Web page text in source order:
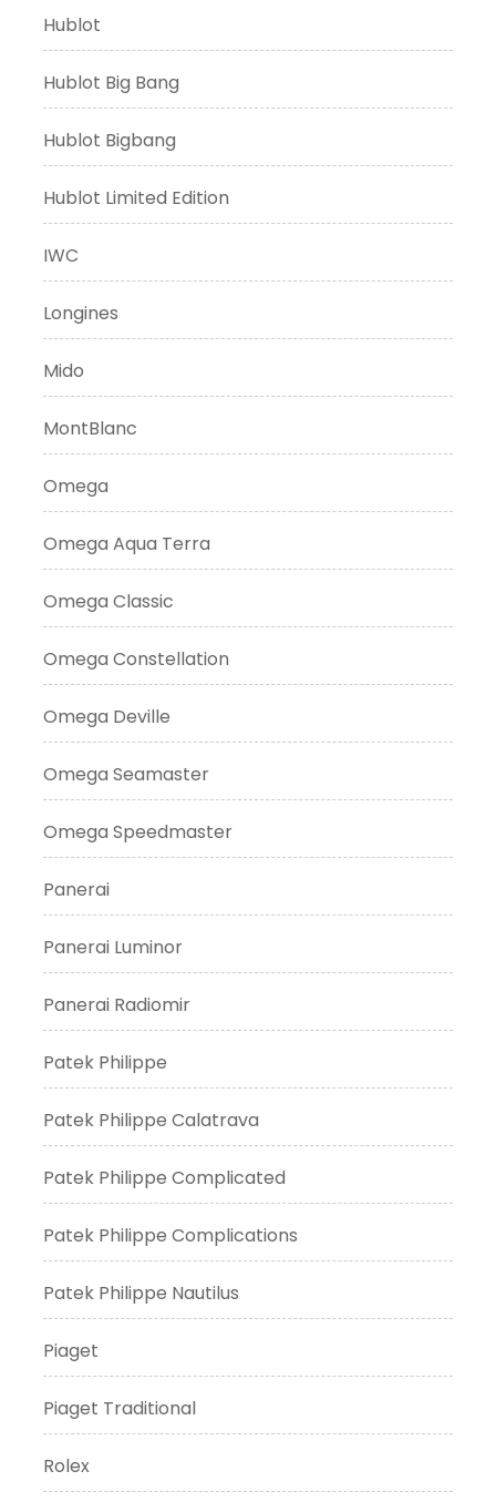
Hublot
Hublot Big Bang
Hublot Bigbang
Hublot Limited Edition
IWC
Longines
Mido
MontBlanc
Omega
Omega Aqua Terra
Omega Classic
Omega Constellation
Omega Deville
Omega Seamaster
Omega Speedmaster
Panerai
Panerai Luminor
Panerai Radiomir
Patek Philippe
Patek Philippe Calatrava
Patek Philippe Complicated
Patek Philippe Complications
Patek Philippe Nautilus
Piaget
Piaget Traditional
Rolex